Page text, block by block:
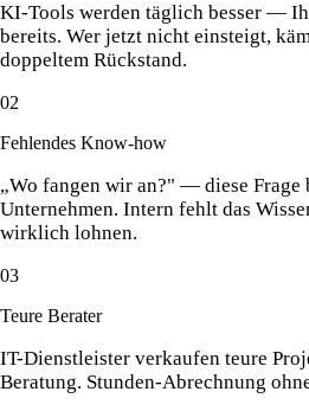
KI-Tools werden täglich besser —
bereits. Wer jetzt nicht einsteigt,
doppeltem Rückstand.
02
Fehlendes Know-how
„Wo fangen wir an?" — diese
Unternehmen. Intern fehlt das
wirklich lohnen.
03
Teure Berater
IT-Dienstleister verkaufen teure
Beratung. Stunden-Abrechnung